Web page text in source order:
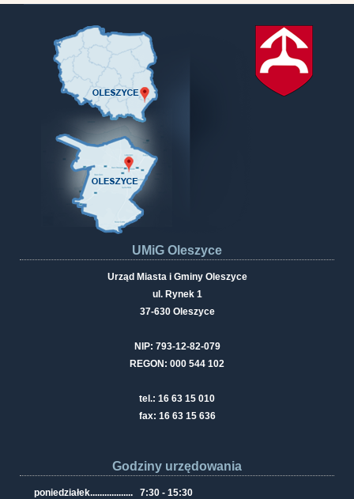
UMiG Oleszyce
Urząd Miasta i Gminy Oleszyce
ul. Rynek 1
37-630 Oleszyce
NIP: 793-12-82-079
REGON: 000 544 102
tel.: 16 63 15 010
fax: 16 63 15 636
Godziny urzędowania
poniedziałek.................. 7:30 - 15:30